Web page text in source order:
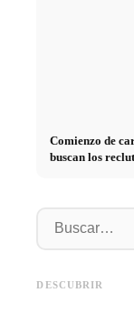
Comienzo de
buscan los
DESCUBRIR
carrera